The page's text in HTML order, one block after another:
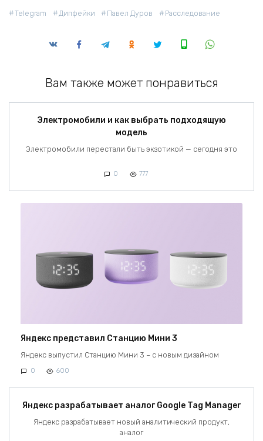
Telegram Дипфейки Павел Дуров Расследование
Вам также может понравиться
Электромобили и как выбрать подходящую
модель
Электромобили перестали быть экзотикой — сегодня это
0 777
Яндекс представил Станцию Мини 3
Яндекс выпустил Станцию Мини 3 – с новым дизайном
0 600
Яндекс разрабатывает аналог Google Tag Manager
Яндекс разрабатывает новый аналитический продукт,
аналог